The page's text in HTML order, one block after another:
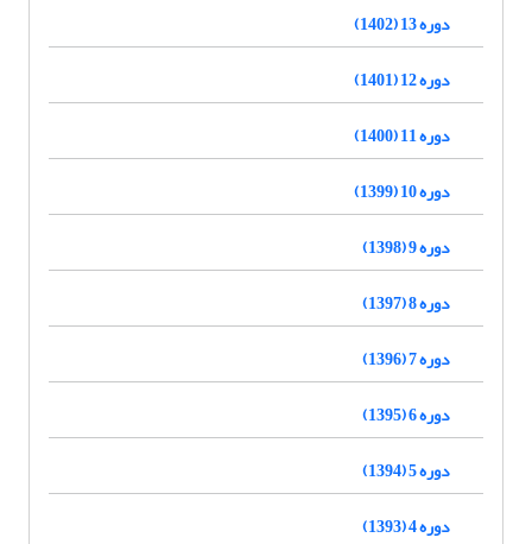
دوره 13 (1402)
دوره 12 (1401)
دوره 11 (1400)
دوره 10 (1399)
دوره 9 (1398)
دوره 8 (1397)
دوره 7 (1396)
دوره 6 (1395)
دوره 5 (1394)
دوره 4 (1393)